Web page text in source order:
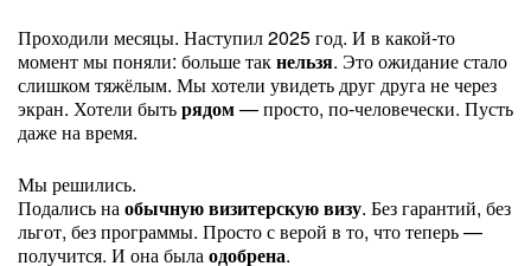
Проходили месяцы. Наступил 2025 год. И в какой‑то
момент мы поняли: больше такнельзя. Это ожидание стало
слишком тяжёлым. Мы хотели увидеть друг друга не через
экран. Хотели бытьрядом— просто, по‑человечески. Пусть
даже на время.
Мы решились.
Подались наобычную визитерскую визу. Без гарантий, без
льгот, без программы. Просто с верой в то, что теперь —
получится. И она былаодобрена.